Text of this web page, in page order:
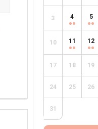
3 4 5
10 11 12
17 18 19
24 25 26
31